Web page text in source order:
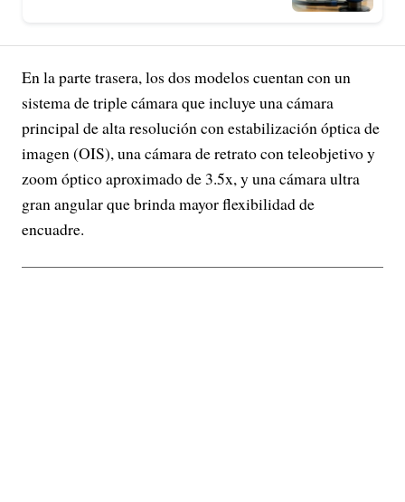
En la parte trasera, los dos modelos cuentan con un
sistema de triple cámara que incluye una cámara
principal de alta resolución con estabilización óptica de
imagen (OIS), una cámara de retrato con teleobjetivo y
zoom óptico aproximado de 3.5x, y una cámara ultra
gran angular que brinda mayor flexibilidad de
encuadre.